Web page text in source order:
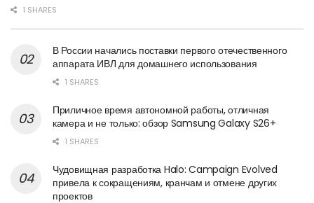
1 SHARES
В России начались поставки первого отечественного
аппарата ИВЛ для домашнего использования
1 SHARES
Приличное время автономной работы, отличная
камера и не только: обзор Samsung Galaxy S26+
1 SHARES
Чудовищная разработка Halo: Campaign Evolved
привела к сокращениям, кранчам и отмене других
проектов